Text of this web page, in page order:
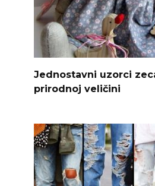
Jednostavni uzorci
prirodnoj veličini